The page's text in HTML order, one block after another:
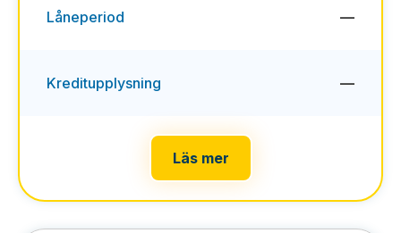
Låneperiod —
Kreditupplysning —
Läs mer